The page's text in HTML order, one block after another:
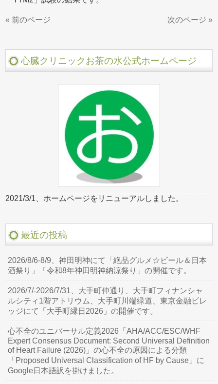
« 前のページ 次のページ »
心臓クリニックお茶の水公式ホームページ
2021/3/1、ホームページをリニューアルしました。
最近の投稿
2026/8/6-8/9、神田明神にて「絶品グルメ☆ビール＆日本
酒祭り」「令和8年神田明神納涼祭り」の開催です。
2026/7/-2026/7/31、大手町仲通り、大手町フィナンシャ
ルシティ1階アトリウム、大手町川端緑道、東京金融ビレ
ッジにて「大手町縁日2026」の開催です。
心不全のユニバーサル定義2026「AHA/ACC/ESC/WHF
Expert Consensus Document: Second Universal Definition
of Heart Failure (2026)」の心不全の原因による分類
「Proposed Universal Classification of HF by Cause」に
Google日本語訳を掛けました。